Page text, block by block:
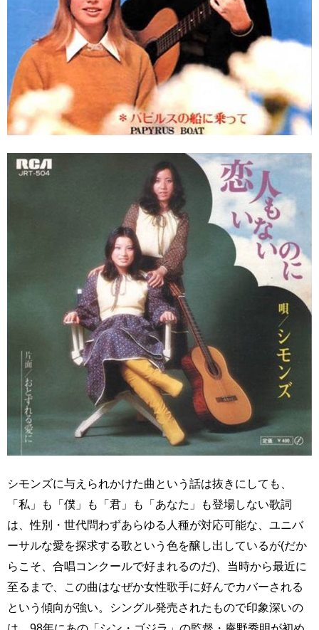
シモンズに与えられかけた曲という話は抜きにしても、
「私」も「僕」も「君」も「あなた」も登場しない歌詞
は、性別・世代問わずあらゆる人種が対応可能な、ユニバ
ーサルな愛を探求する歌という色を醸し出しているが(だか
らこそ、合唱コンクールで好まれるのだ)、当時から最近に
至るまで、この曲はなぜか女性歌手に好んでカバーされる
という傾向が強い。シングル発売されたもので印象深いの